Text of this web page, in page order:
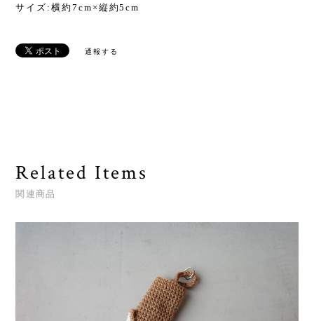
サイズ:横約7cm×縦約5cm
通報する
Related Items
関連商品